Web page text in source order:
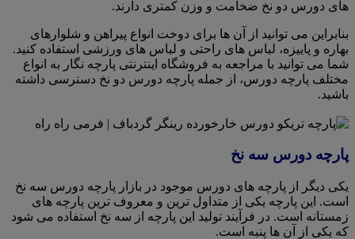
های دورس دو نخ ضخامت و وزن کمتری دارند.
بنابراین می توانید از آن ها برای دوخت انواع پیراهن و شلوارهای
بهاره و پاییزه، لباس های راحتی و لباس های ورزشی استفاده کنید.
شما می توانید با مراجعه به فروشگاه اینترنتی پارچه نگار به انواع
مختلف پارچه دورس، از جمله پارچه دورس دو نخ دسترسی داشته
باشید.
پارچه دورس سه نخ
یکی دیگر از پارچه های دورس موجود در بازار پارچه دورس سه نخ
است. این پارچه یکی از متداول ترین و معروف ترین پارچه های
زمستانه است. در فرآیند تولید این پارچه از سه نخ استفاده می شود
که یکی از آن ها پنبه است.